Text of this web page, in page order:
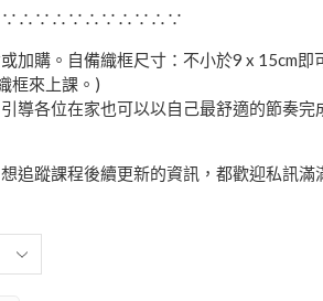
加購。自備織框尺寸：不小於9 x 15cm即
框來上課。)
導各位在家也可以以自己最舒適的節奏完
追蹤課程後續更新的資訊，都歡迎私訊滿